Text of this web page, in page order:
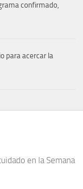
confirmado,
para acercar la
en la Semana